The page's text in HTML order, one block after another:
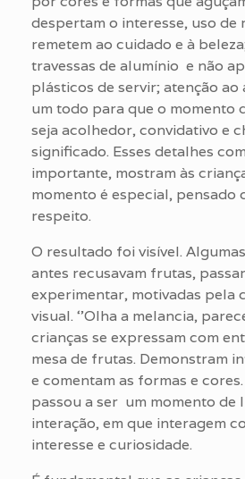
despertam o interesse, uso de
remetem ao cuidado e à
travessas de alumínio e não
plásticos de servir; atenção ao
um todo para que o momento
seja acolhedor, convidativo e
significado. Esses detalhes
importante, mostram às
momento é especial, pensado
respeito.
O resultado foi visível.
antes recusavam frutas,
experimentar, motivadas pela
visual. ‘’Olha a melancia,
crianças se expressam com
mesa de frutas. Demonstram
e comentam as formas e
passou a ser um momento de
interação, em que interagem
interesse e curiosidade.